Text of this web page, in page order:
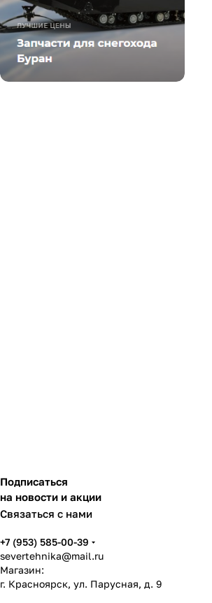
Подписаться
на новости и акции
Связаться с нами
+7 (953) 585-00-39
severtehnika@mail.ru
Магазин:
г. Красноярск, ул. Парусная, д. 9